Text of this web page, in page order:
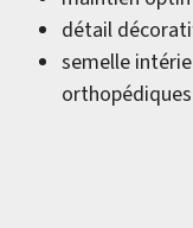
détail
semelle
orthopédiques